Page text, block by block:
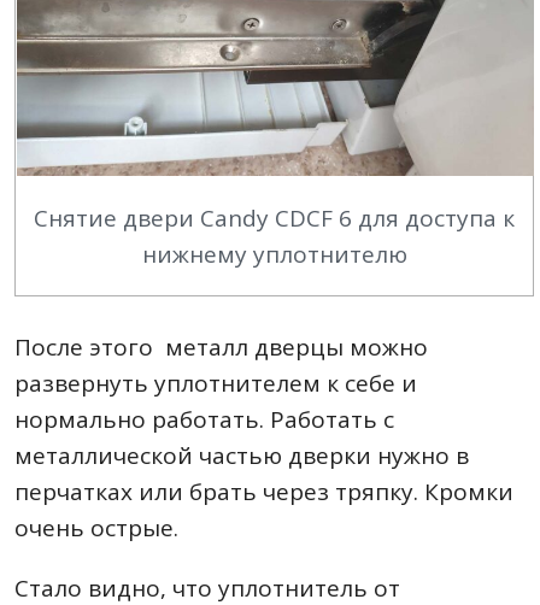
Снятие двери Candy CDCF 6 для доступа к
нижнему уплотнителю
После этого металл дверцы можно
развернуть уплотнителем к себе и
нормально работать. Работать с
металлической частью дверки нужно в
перчатках или брать через тряпку. Кромки
очень острые.
Стало видно, что уплотнитель от